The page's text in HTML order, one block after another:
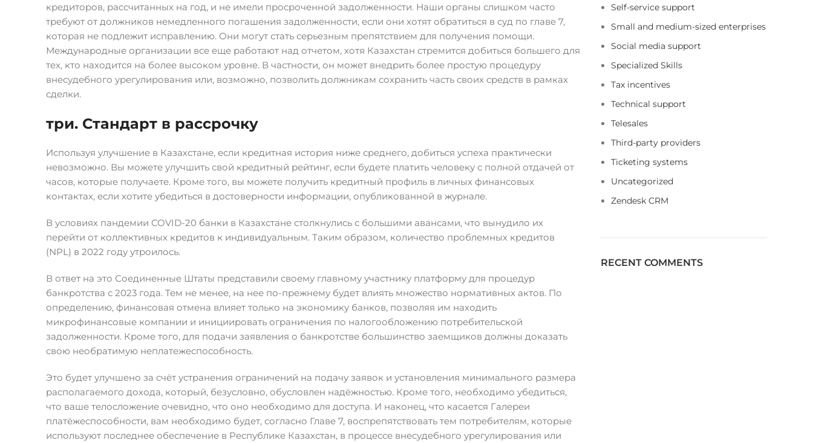
кредиторов, рассчитанных на год, и не имели просроченной задолженности. Наши органы слишком часто
требуют от должников немедленного погашения задолженности, если они хотят обратиться в суд по главе 7,
которая не подлежит исправлению. Они могут стать серьезным препятствием для получения помощи.
Международные организации все еще работают над отчетом, хотя Казахстан стремится добиться большего для
тех, кто находится на более высоком уровне. В частности, он может внедрить более простую процедуру
внесудебного урегулирования или, возможно, позволить должникам сохранить часть своих средств в рамках
сделки.
три. Стандарт в рассрочку
Используя улучшение в Казахстане, если кредитная история ниже среднего, добиться успеха практически
невозможно. Вы можете улучшить свой кредитный рейтинг, если будете платить человеку с полной отдачей от
часов, которые получаете. Кроме того, вы можете получить кредитный профиль в личных финансовых
контактах, если хотите убедиться в достоверности информации, опубликованной в журнале.
В условиях пандемии COVID-20 банки в Казахстане столкнулись с большими авансами, что вынудило их
перейти от коллективных кредитов к индивидуальным. Таким образом, количество проблемных кредитов
(NPL) в 2022 году утроилось.
В ответ на это Соединенные Штаты представили своему главному участнику платформу для процедур
банкротства с 2023 года. Тем не менее, на нее по-прежнему будет влиять множество нормативных актов. По
определению, финансовая отмена влияет только на экономику банков, позволяя им находить
микрофинансовые компании и инициировать ограничения по налогообложению потребительской
задолженности. Кроме того, для подачи заявления о банкротстве большинство заемщиков должны доказать
свою необратимую неплатежеспособность.
Это будет улучшено за счёт устранения ограничений на подачу заявок и установления минимального размера
располагаемого дохода, который, безусловно, обусловлен надёжностью. Кроме того, необходимо убедиться,
что ваше телосложение очевидно, что оно необходимо для доступа. И наконец, что касается Галереи
платёжеспособности, вам необходимо будет, согласно Главе 7, воспрепятствовать тем потребителям, которые
используют последнее обеспечение в Республике Казахстан, в процессе внесудебного урегулирования или
Self-service support
Small and medium-sized enterprises
Social media support
Specialized Skills
Tax incentives
Technical support
Telesales
Third-party providers
Ticketing systems
Uncategorized
Zendesk CRM
RECENT COMMENTS